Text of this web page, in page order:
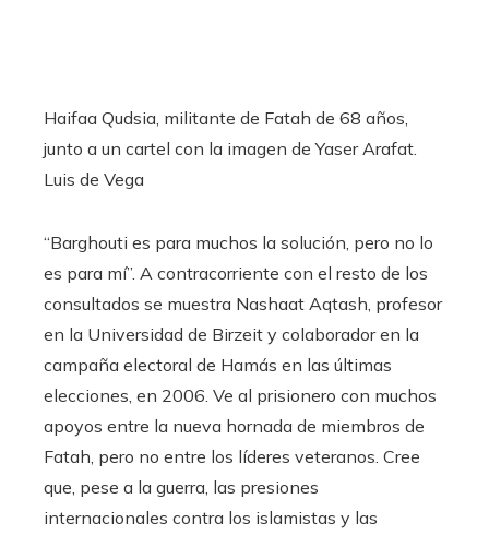
Haifaa Qudsia, militante de Fatah de 68 años,
junto a un cartel con la imagen de Yaser Arafat.
Luis de Vega
“Barghouti es para muchos la solución, pero no lo
es para mí”. A contracorriente con el resto de los
consultados se muestra Nashaat Aqtash, profesor
en la Universidad de Birzeit y colaborador en la
campaña electoral de Hamás en las últimas
elecciones, en 2006. Ve al prisionero con muchos
apoyos entre la nueva hornada de miembros de
Fatah, pero no entre los líderes veteranos. Cree
que, pese a la guerra, las presiones
internacionales contra los islamistas y las